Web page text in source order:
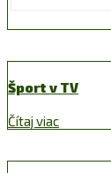
Šport v TV
Čítaj viac